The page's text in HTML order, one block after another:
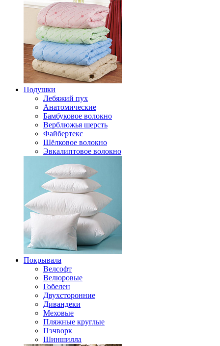
Подушки
Лебяжий пух
Анатомические
Бамбуковое волокно
Верблюжья шерсть
Файбертекс
Шёлковое волокно
Эвкалиптовое волокно
Покрывала
Велсофт
Велюровые
Гобелен
Двухсторонние
Дивандеки
Меховые
Пляжные круглые
Пэчворк
Шиншилла